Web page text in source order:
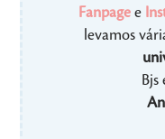
Fanpage e
levamos
Bjs